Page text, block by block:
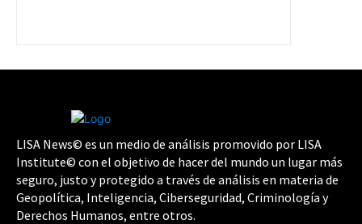
LISA News© es un medio de análisis promovido por LISA
Institute© con el objetivo de hacer del mundo un lugar más
seguro, justo y protegido a través de análisis en materia de
Geopolítica, Inteligencia, Ciberseguridad, Criminología y
Derechos Humanos, entre otros.